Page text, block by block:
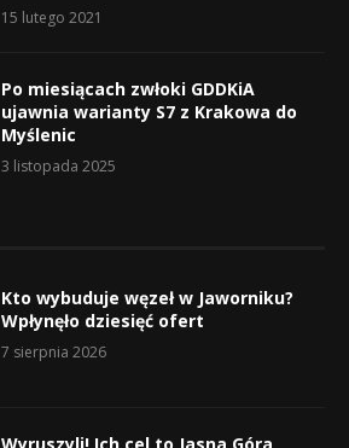
15 lutego 2021
Po miesiącach zwłoki GDDKiA
ujawnia warianty S7 z Krakowa do
Myślenic
3 listopada 2025
Kto wybuduje węzeł w Jaworniku?
Wpłynęło dziesięć ofert
7 sierpnia 2026